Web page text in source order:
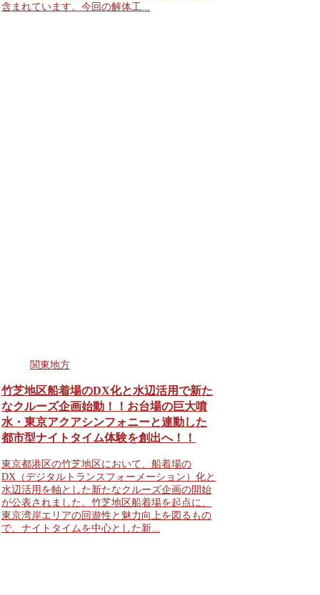
含まれています。今回の解体工...
関東地方
竹芝地区船着場のDX化と水辺活用で新た
なクルーズ企画始動！！お台場の巨大噴
水・東京アクアシンフォニーと連動した
都市型ナイトタイム体験を創出へ！！
東京都港区の竹芝地区において、船着場の
DX（デジタルトランスフォーメーション）化と
水辺活用を軸とした新たなクルーズ企画の開始
が公表されました。竹芝地区船着場を起点に、
東京湾岸エリアの回遊性と魅力向上を図るもの
で、ナイトタイムを中心とした新...